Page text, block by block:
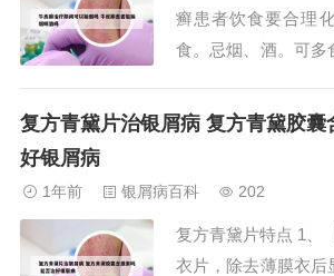
癣患者饮食要合理
食。忌烟、酒。可多
素的食品。养成良好
多数人损伤皮肤可以
对牛皮癣患者...
复方青黛片治银屑病 复方青黛胶囊
好银屑病
1年前 银屑病百科 202
复方青黛片特点 1、
衣片，除去薄膜衣后